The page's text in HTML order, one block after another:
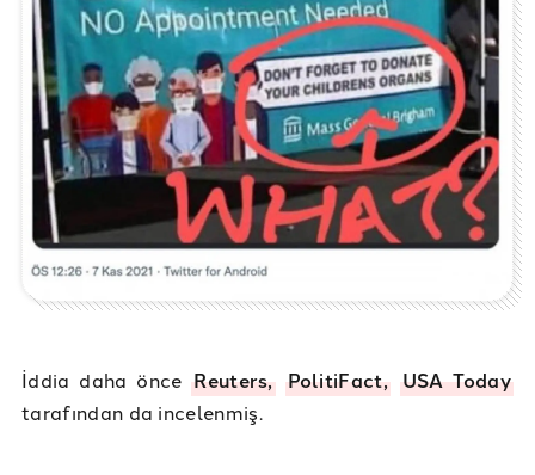
İddia daha önceReuters, PolitiFact, USA Today
tarafından da incelenmiş.